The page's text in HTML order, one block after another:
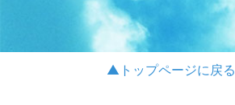
▲トップページに戻る